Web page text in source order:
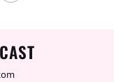
sich gerade mit
wird und
es, einen alten